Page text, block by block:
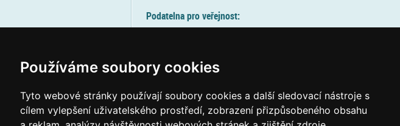
Používáme soubory cookies
Tyto webové stránky používají soubory cookies a další sledovací nástroje s
cílem vylepšení uživatelského prostředí, zobrazení přizpůsobeného obsahu
Podatelna pro veřejnost:
(více informací
Elektronická podatelna: